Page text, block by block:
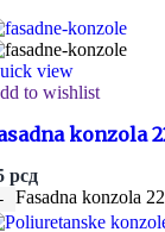
view
to wishlist
konzola
рсд
Fasadna konzola